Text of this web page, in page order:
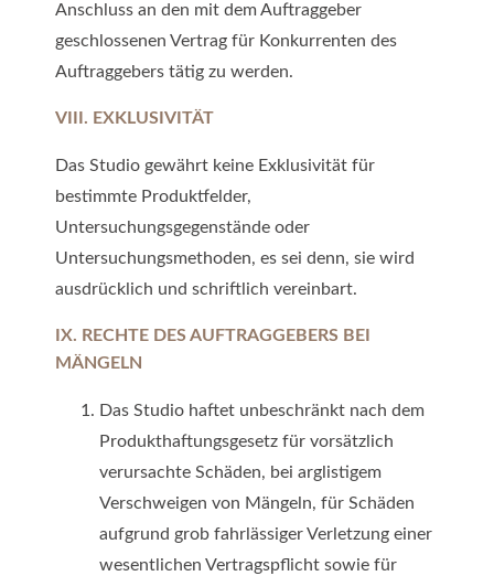
Anschluss an den mit dem Auftraggeber
geschlossenen Vertrag für Konkurrenten des
Auftraggebers tätig zu werden.
VIII. EXKLUSIVITÄT
Das Studio gewährt keine Exklusivität für
bestimmte Produktfelder,
Untersuchungsgegenstände oder
Untersuchungsmethoden, es sei denn, sie wird
ausdrücklich und schriftlich vereinbart.
IX. RECHTE DES AUFTRAGGEBERS BEI
MÄNGELN
Das Studio haftet unbeschränkt nach dem
Produkthaftungsgesetz für vorsätzlich
verursachte Schäden, bei arglistigem
Verschweigen von Mängeln, für Schäden
aufgrund grob fahrlässiger Verletzung einer
wesentlichen Vertragspflicht sowie für